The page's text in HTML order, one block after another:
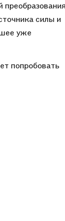
силы и
уже
попробовать